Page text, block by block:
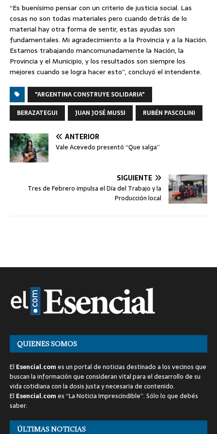
“Es buenísimo pensar con un criterio de justicia social. Las
cosas no son todas materiales pero cuando detrás de lo
material hay otra forma de sentir, estas ayudas son
fundamentales. Mi agradecimiento a la Provincia y a la Nación.
Estamos trabajando mancomunadamente la Nación, la
Provincia y el Municipio, y los resultados son siempre los
mejores cuando se logra hacer esto”, concluyó el intendente.
"ARGENTINA CONSTRUYE SOLIDARIA"
BERAZATEGUI
JUAN JOSÉ MUSSI RUBÉN PASCOLINI
ANTERIOR
Vale Acevedo presentó “Que salga”
SIGUIENTE
Tres de Febrero impulsa el Día del Trabajo y la
Producción local
QUIENES SOMOS
El Esencial.comes un portal de noticias destinado a los vecinos que
buscan la información que consideran vital para el desarrollo de su
vida cotidiana con la dosis justa y necesaria de contenido.
El Esencial.comes “La Noticia Imprescindible”. Sólo lo que debés
saber.
ÚLTIMAS NOTICIAS